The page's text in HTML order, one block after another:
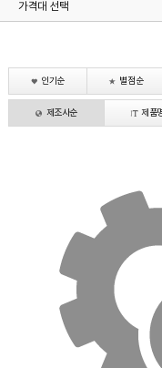
가격대 선택
인기순 별점순
제조사순 제품